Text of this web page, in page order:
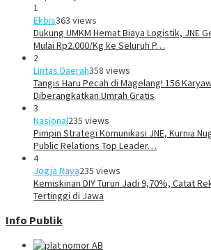
1
Ekbis363 views
Dukung UMKM Hemat Biaya Logistik, JNE
Mulai Rp2.000/Kg ke Seluruh P…
2
Lintas Daerah358 views
Tangis Haru Pecah di Magelang! 156
Diberangkatkan Umrah Gratis
3
Nasional235 views
Pimpin Strategi Komunikasi JNE, Kurnia
Public Relations Top Leader…
4
Jogja Raya235 views
Kemiskinan DIY Turun Jadi 9,70%, Catat
Tertinggi di Jawa
Info Publik